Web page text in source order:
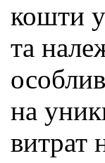
кошти
та
на
витрат